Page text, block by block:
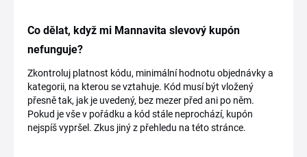
Co dělat, když mi Mannavita slevový kupón
nefunguje?
Zkontroluj platnost kódu, minimální hodnotu objednávky a
kategorii, na kterou se vztahuje. Kód musí být vložený
přesně tak, jak je uvedený, bez mezer před ani po něm.
Pokud je vše v pořádku a kód stále neprochází, kupón
nejspíš vypršel. Zkus jiný z přehledu na této stránce.